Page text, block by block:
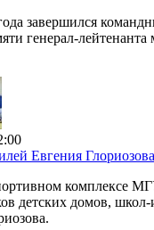
завершился
генерал-
Евгения Глориозова
комплексе
детских домов,